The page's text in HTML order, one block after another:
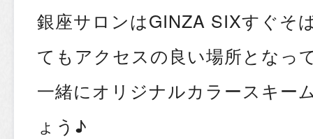
銀座サロンはGINZA SIXすぐそ
てもアクセスの良い場所となっ
一緒にオリジナルカラースキー
ょう♪